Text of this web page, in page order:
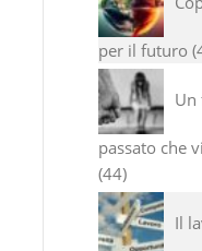
per il futuro
Un
passato che
44
Il